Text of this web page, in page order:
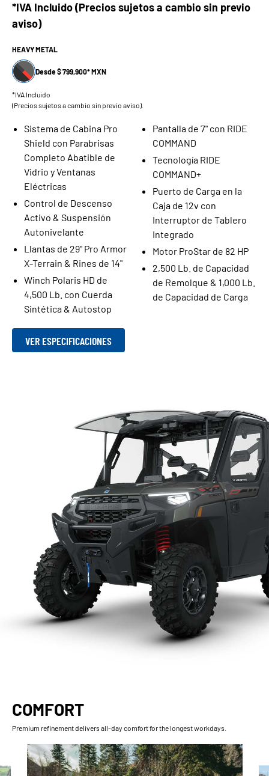
*IVA Incluido (Precios sujetos a cambio sin previo
aviso)
HEAVY METAL
Desde $ 799,900* MXN
*IVA Incluido
(Precios sujetos a cambio sin previo aviso).
Sistema de Cabina Pro
Shield con Parabrisas
Completo Abatible de
Vidrio y Ventanas
Eléctricas
Control de Descenso
Activo & Suspensión
Autonivelante
Llantas de 29" Pro Armor
X-Terrain & Rines de 14"
Winch Polaris HD de
4,500 Lb. con Cuerda
Sintética & Autostop
Pantalla de 7" con RIDE
COMMAND
Tecnología RIDE
COMMAND+
Puerto de Carga en la
Caja de 12v con
Interruptor de Tablero
Integrado
Motor ProStar de 82 HP
2,500 Lb. de Capacidad
de Remolque & 1,000 Lb.
de Capacidad de Carga
VER ESPECIFICACIONES
COMFORT
Premium refinement delivers all-day comfort for the longest workdays.